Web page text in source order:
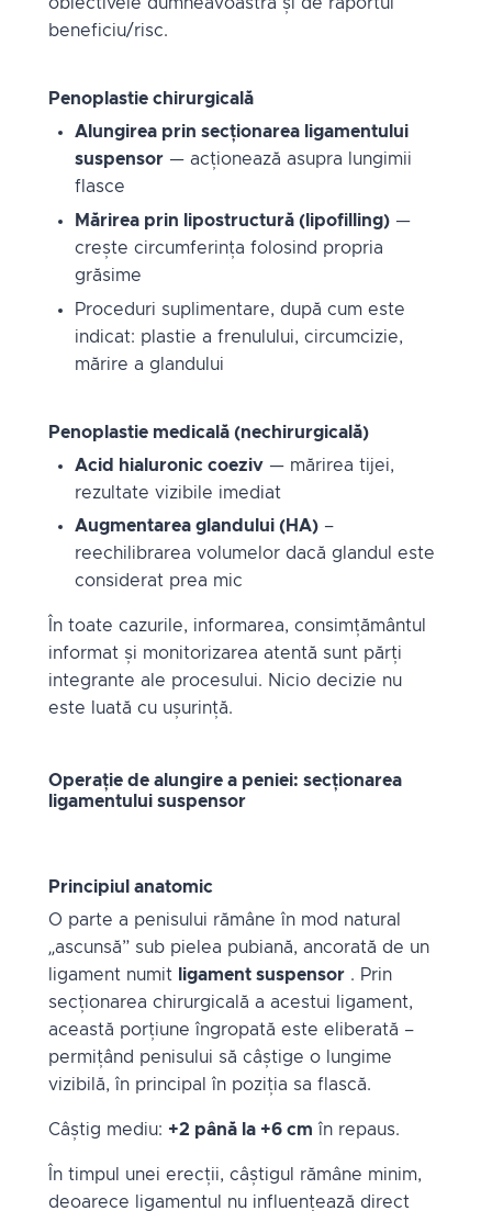
obiectivele dumneavoastră și de raportul
beneficiu/risc.
Penoplastie chirurgicală
Alungirea prin secționarea ligamentului
suspensor — acționează asupra lungimii
flasce
Mărirea prin lipostructură (lipofilling) —
crește circumferința folosind propria
grăsime
Proceduri suplimentare, după cum este
indicat: plastie a frenulului, circumcizie,
mărire a glandului
Penoplastie medicală (nechirurgicală)
Acid hialuronic coeziv — mărirea tijei,
rezultate vizibile imediat
Augmentarea glandului (HA) –
reechilibrarea volumelor dacă glandul este
considerat prea mic
În toate cazurile, informarea, consimțământul
informat și monitorizarea atentă sunt părți
integrante ale procesului. Nicio decizie nu
este luată cu ușurință.
Operație de alungire a peniei: secționarea
ligamentului suspensor
Principiul anatomic
O parte a penisului rămâne în mod natural
„ascunsă” sub pielea pubiană, ancorată de un
ligament numit
ligament suspensor . Prin
secționarea chirurgicală a acestui ligament,
această porțiune îngropată este eliberată –
permițând penisului să câștige o lungime
vizibilă, în principal în poziția sa flască.
Câștig mediu: +2 până la +6 cm în repaus.
În timpul unei erecții, câștigul rămâne minim,
deoarece ligamentul nu influențează direct